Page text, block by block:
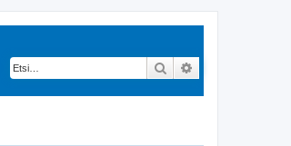
Etsi